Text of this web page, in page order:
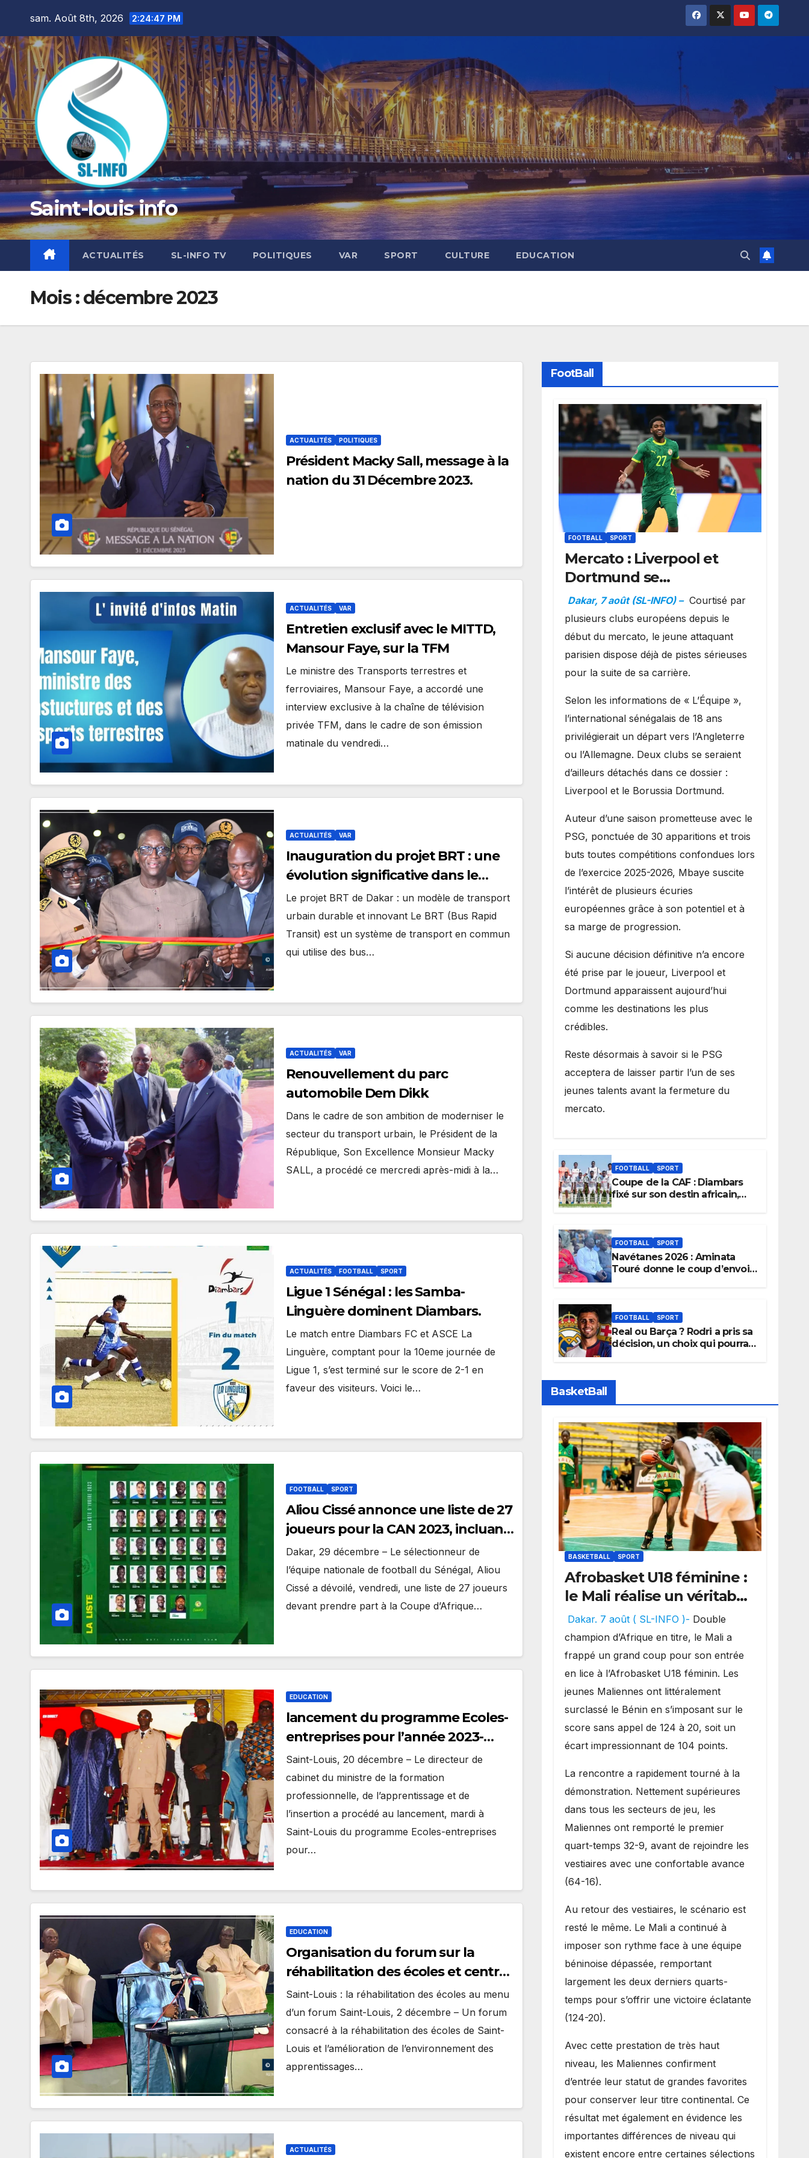
content
sam. Août 8th, 2026 2:24:48 PM
Saint-louis info
ACTUALITÉS SL-INFO TV POLITIQUES VAR SPORT CULTURE EDUCATION
Mois :décembre 2023
ACTUALITÉS POLITIQUES
Président Macky Sall, message à la
nation du 31 Décembre 2023.
ACTUALITÉS VAR
Entretien exclusif avec le MITTD,
Mansour Faye, sur la TFM
Le ministre des Transports terrestres et
ferroviaires, Mansour Faye, a accordé une
interview exclusive à la chaîne de télévision
privée TFM, dans le cadre de son émission
matinale du vendredi…
ACTUALITÉS VAR
Inauguration du projet BRT : une
évolution significative dans le
mode de transport à Dakar
Le projet BRT de Dakar : un modèle de transport
urbain durable et innovant Le BRT (Bus Rapid
Transit) est un système de transport en commun
qui utilise des bus…
ACTUALITÉS VAR
Renouvellement du parc
automobile Dem Dikk
Dans le cadre de son ambition de moderniser le
secteur du transport urbain, le Président de la
République, Son Excellence Monsieur Macky
SALL, a procédé ce mercredi après-midi à la…
ACTUALITÉS FOOTBALL SPORT
Ligue 1 Sénégal : les Samba-
Linguère dominent Diambars.
Le match entre Diambars FC et ASCE La
Linguère, comptant pour la 10eme journée de
Ligue 1, s’est terminé sur le score de 2-1 en
faveur des visiteurs. Voici le…
FOOTBALL SPORT
Aliou Cissé annonce une liste de 27
joueurs pour la CAN 2023, incluant
15 champions d’Afrique en titre
Dakar, 29 décembre – Le sélectionneur de
l’équipe nationale de football du Sénégal, Aliou
Cissé a dévoilé, vendredi, une liste de 27 joueurs
devant prendre part à la Coupe d’Afrique…
EDUCATION
lancement du programme Ecoles-
entreprises pour l’année 2023-
2024
Saint-Louis, 20 décembre – Le directeur de
cabinet du ministre de la formation
professionnelle, de l’apprentissage et de
l’insertion a procédé au lancement, mardi à
Saint-Louis du programme Ecoles-entreprises
pour…
EDUCATION
Organisation du forum sur la
réhabilitation des écoles et centres
d’apprentissage de Saint-Louis
Saint-Louis : la réhabilitation des écoles au menu
d’un forum Saint-Louis, 2 décembre – Un forum
consacré à la réhabilitation des écoles de Saint-
Louis et l’amélioration de l’environnement des
apprentissages…
ACTUALITÉS
FootBall
FOOTBALL SPORT
Mercato : Liverpool et
Dortmund se
positionnent en favoris
pour recruter Ibrahim
Mbaye
Dakar, 7 août (SL-INFO) – Courtisé par
plusieurs clubs européens depuis le
début du mercato, le jeune attaquant
parisien dispose déjà de pistes sérieuses
pour la suite de sa carrière.
Selon les informations de « L’Équipe »,
l’international sénégalais de 18 ans
privilégierait un départ vers l’Angleterre
ou l’Allemagne. Deux clubs se seraient
d’ailleurs détachés dans ce dossier :
Liverpool et le Borussia Dortmund.
Auteur d’une saison prometteuse avec le
PSG, ponctuée de 30 apparitions et trois
buts toutes compétitions confondues lors
de l’exercice 2025-2026, Mbaye suscite
l’intérêt de plusieurs écuries
européennes grâce à son potentiel et à
sa marge de progression.
Si aucune décision définitive n’a encore
été prise par le joueur, Liverpool et
Dortmund apparaissent aujourd’hui
comme les destinations les plus
crédibles.
Reste désormais à savoir si le PSG
acceptera de laisser partir l’un de ses
jeunes talents avant la fermeture du
mercato.
FOOTBALL SPORT
Coupe de la CAF : Diambars
fixé sur son destin africain,
FOOTBALL SPORT
Navétanes 2026 : Aminata
Touré donne le coup d’envoi
apaisées.
FOOTBALL SPORT
Real ou Barça ? Rodri a pris sa
décision, un choix qui pourrait
BasketBall
BASKETBALL SPORT
Afrobasket U18 féminine :
le Mali réalise un véritable
festival offensif et inflige
une lourde défaite au
Bénin.
Dakar. 7 août ( SL-INFO )- Double
champion d’Afrique en titre, le Mali a
frappé un grand coup pour son entrée
en lice à l’Afrobasket U18 féminin. Les
jeunes Maliennes ont littéralement
surclassé le Bénin en s’imposant sur le
score sans appel de 124 à 20, soit un
écart impressionnant de 104 points.
La rencontre a rapidement tourné à la
démonstration. Nettement supérieures
dans tous les secteurs de jeu, les
Maliennes ont remporté le premier
quart-temps 32-9, avant de rejoindre les
vestiaires avec une confortable avance
(64-16).
Au retour des vestiaires, le scénario est
resté le même. Le Mali a continué à
imposer son rythme face à une équipe
béninoise dépassée, remportant
largement les deux derniers quarts-
temps pour s’offrir une victoire éclatante
(124-20).
Avec cette prestation de très haut
niveau, les Maliennes confirment
d’entrée leur statut de grandes favorites
pour conserver leur titre continental. Ce
résultat met également en évidence les
importantes différences de niveau qui
existent encore entre certaines sélections